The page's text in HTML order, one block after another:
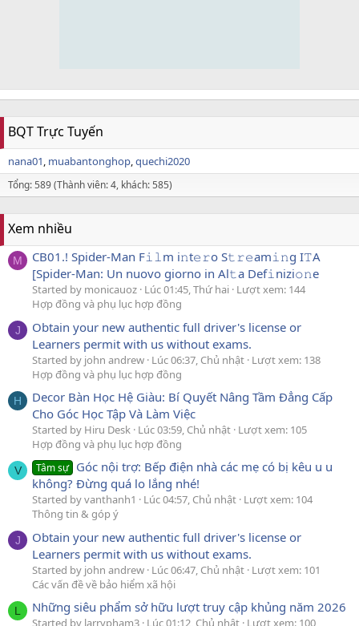
BQT Trực Tuyến
nana01 muabantonghop quechi2020
Tổng: 589 (Thành viên: 4, khách: 585)
Xem nhiều
M
CB01.! Spider-Man F𝚒𝚕m i𝚗t𝚎𝚛o S𝚝𝚛𝚎am𝚒𝚗g I𝚃A
[Spider-Man: Un nuovo giorno in Al𝚝a Def𝚒nizi𝚘𝚗e
Started by monicauoz Lúc 01:45, Thứ hai Lượt xem: 144
Hợp đồng và phụ lục hợp đồng
J
Obtain your new authentic full driver's license or
Learners permit with us without exams.
Started by john andrew Lúc 06:37, Chủ nhật Lượt xem: 138
Hợp đồng và phụ lục hợp đồng
H
Decor Bàn Học Hệ Giàu: Bí Quyết Nâng Tầm Đẳng Cấp
Cho Góc Học Tập Và Làm Việc
Started by Hiru Desk Lúc 03:59, Chủ nhật Lượt xem: 105
Hợp đồng và phụ lục hợp đồng
V Tâm sự Góc nội trợ: Bếp điện nhà các mẹ có bị kêu u u
không? Đừng quá lo lắng nhé!
Started by vanthanh1 Lúc 04:57, Chủ nhật Lượt xem: 104
Thông tin & góp ý
J
Obtain your new authentic full driver's license or
Learners permit with us without exams.
Started by john andrew Lúc 06:47, Chủ nhật Lượt xem: 101
Các vấn đề về bảo hiểm xã hội
L Những siêu phẩm sở hữu lượt truy cập khủng năm 2026
Started by larrypham3 Lúc 01:12, Chủ nhật Lượt xem: 100